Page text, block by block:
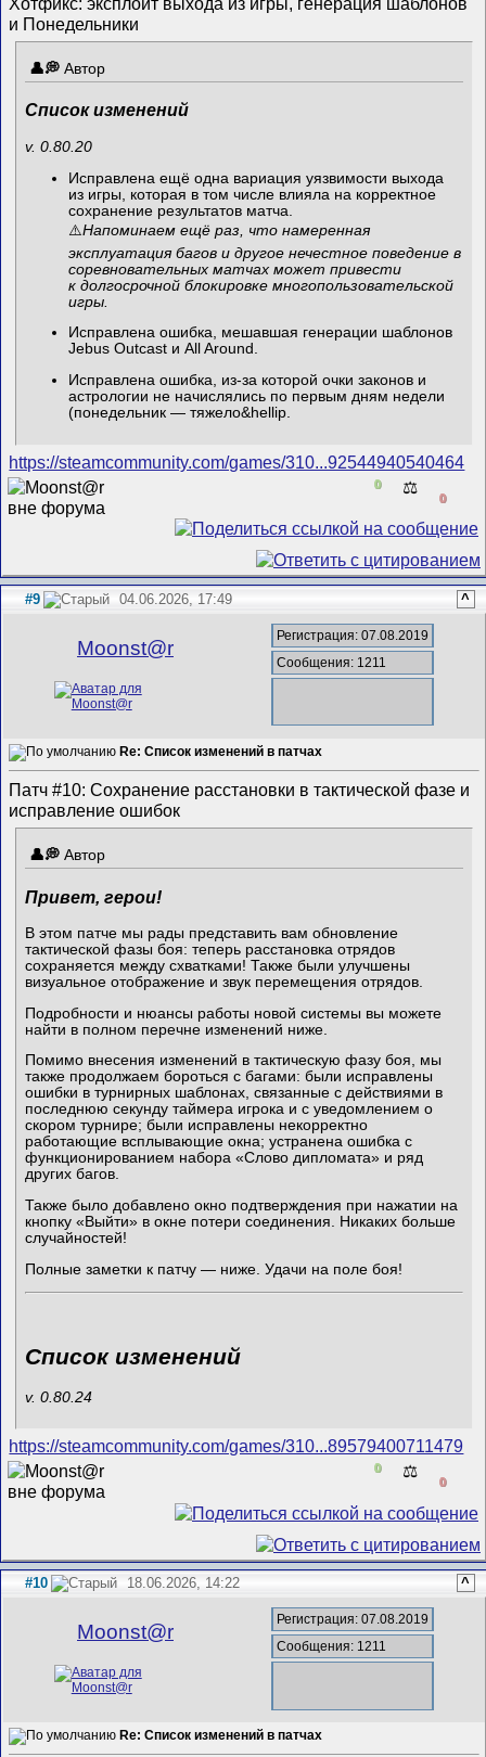
и Понедельники
Автор
Список изменений
v. 0.80.20
Исправлена ещё одна вариация уязвимости выхода
из игры, которая в том числе влияла на корректное
сохранение результатов матча.
⚠️Напоминаем ещё раз, что намеренная
эксплуатация багов и другое нечестное поведение в
соревновательных матчах может привести
к долгосрочной блокировке многопользовательской
игры.
Исправлена ошибка, мешавшая генерации шаблонов
Jebus Outcast и All Around.
Исправлена ошибка, из-за которой очки законов и
астрологии не начислялись по первым дням недели
(понедельник — тяжело&hellip
https://steamcommunity.com/games/310...92544940540464
0 ⚖️
0
#9 04.06.2026, 17:49 ^
Mооnst@r
Регистрация: 07.08.2019
Сообщения: 1211
Re: Список изменений в патчах
Патч #10: Сохранение расстановки в тактической фазе и
исправление ошибок
Автор
Привет, герои!
В этом патче мы рады представить вам обновление
тактической фазы боя: теперь расстановка отрядов
сохраняется между схватками! Также были улучшены
визуальное отображение и звук перемещения отрядов.
Подробности и нюансы работы новой системы вы можете
найти в полном перечне изменений ниже.
Помимо внесения изменений в тактическую фазу боя, мы
также продолжаем бороться с багами: были исправлены
ошибки в турнирных шаблонах, связанные с действиями в
последнюю секунду таймера игрока и с уведомлением о
скором турнире; были исправлены некорректно
работающие всплывающие окна; устранена ошибка с
функционированием набора «Слово дипломата» и ряд
других багов.
Также было добавлено окно подтверждения при нажатии на
кнопку «Выйти» в окне потери соединения. Никаких больше
случайностей!
Полные заметки к патчу — ниже. Удачи на поле боя!
Список изменений
v. 0.80.24
https://steamcommunity.com/games/310...89579400711479
0 ⚖️
0
#10 18.06.2026, 14:22 ^
Mооnst@r
Регистрация: 07.08.2019
Сообщения: 1211
Re: Список изменений в патчах